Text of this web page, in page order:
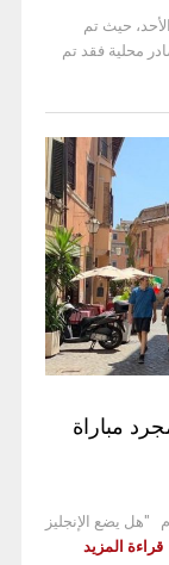
حيث تم
محلية فقد تم
مجرد مباراة
أنحاء إيطاليا لنهائي يورو 2020 اليوم "هل يضع الإنجليز
قراءة المزيد